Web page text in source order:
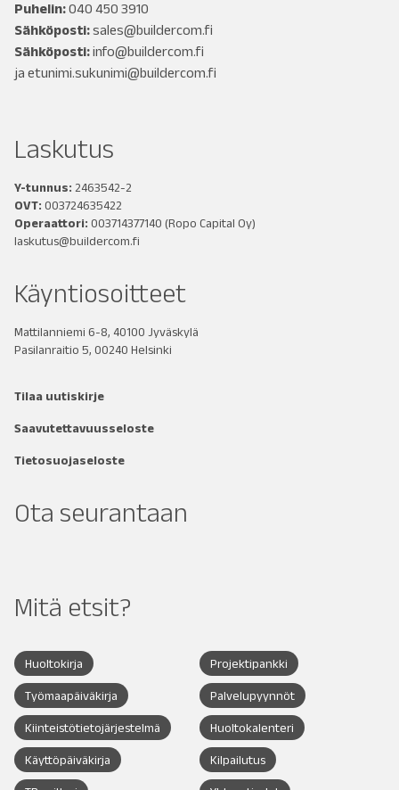
Puhelin:040 450 3910
Sähköposti:sales@buildercom.fi
Sähköposti:info@buildercom.fi
ja etunimi.sukunimi@buildercom.fi
Laskutus
Y-tunnus: 2463542-2
OVT: 003724635422
Operaattori: 003714377140 (Ropo Capital Oy)
laskutus@buildercom.fi
Käyntiosoitteet
Mattilanniemi 6-8, 40100 Jyväskylä
Pasilanraitio 5, 00240 Helsinki
Tilaa uutiskirje
Saavutettavuusseloste
Tietosuojaseloste
Ota seurantaan
Mitä etsit?
Huoltokirja Projektipankki
Työmaapäiväkirja Palvelupyynnöt
Kiinteistötietojärjestelmä Huoltokalenteri
Käyttöpäiväkirja Kilpailutus